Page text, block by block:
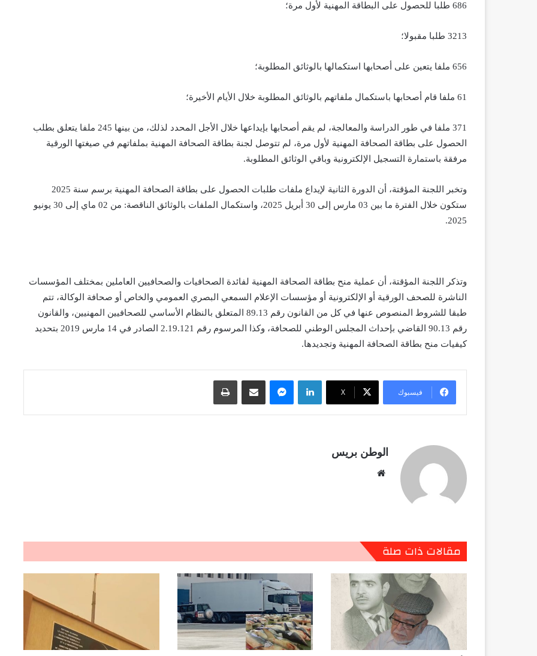
686 طلبا للحصول على البطاقة المهنية لأول مرة؛
3213 طلبا مقبولا؛
656 ملفا يتعين على أصحابها استكمالها بالوثائق المطلوبة؛
61 ملفا قام أصحابها باستكمال ملفاتهم بالوثائق المطلوبة خلال الأيام الأخيرة؛
371 ملفا في طور الدراسة والمعالجة، لم يقم أصحابها بإيداعها خلال الأجل المحدد لذلك، من بينها 245 ملفا يتعلق بطلب
الحصول على بطاقة الصحافة المهنية لأول مرة، لم تتوصل لجنة بطاقة الصحافة المهنية بملفاتهم في صيغتها الورقية
مرفقة باستمارة التسجيل الإلكترونية وباقي الوثائق المطلوبة.
وتخبر اللجنة المؤقتة، أن الدورة الثانية لإيداع ملفات طلبات الحصول على بطاقة الصحافة المهنية برسم سنة 2025
ستكون خلال الفترة ما بين 03 مارس إلى 30 أبريل 2025، واستكمال الملفات بالوثائق الناقصة: من 02 ماي إلى 30 يونيو
2025.
وتذكر اللجنة المؤقتة، أن عملية منح بطاقة الصحافة المهنية لفائدة الصحافيات والصحافيين العاملين بمختلف المؤسسات
الناشرة للصحف الورقية أو الإلكترونية أو مؤسسات الإعلام السمعي البصري العمومي والخاص أو صحافة الوكالة، تتم
طبقا للشروط المنصوص عنها في كل من القانون رقم 89.13 المتعلق بالنظام الأساسي للصحافيين المهنيين، والقانون
رقم 90.13 القاضي بإحداث المجلس الوطني للصحافة، وكذا المرسوم رقم 2.19.121 الصادر في 14 مارس 2019 بتحديد
كيفيات منح بطاقة الصحافة المهنية وتجديدها.
فيسبوك X
لينكدإن ماسنجر مشاركة عبر البريد طباعة
الوطن بريس
مقالات ذات صلة